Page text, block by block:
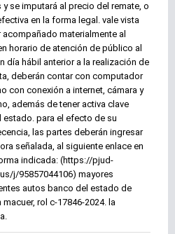
se imputará al precio del remate, o
en la forma legal. vale vista
acompañado materialmente al
horario de atención de público al
día hábil anterior a la realización de
deberán contar con computador
con conexión a internet, cámara y
además de tener activa clave
estado. para el efecto de su
las partes deberán ingresar
señalada, al siguiente enlace en
indicada: (https://pjud-
j/95857044106) mayores
autos banco del estado de
macuer, rol c-17846-2024. la